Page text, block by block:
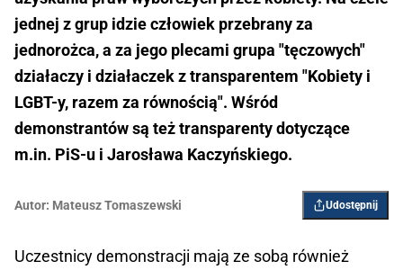
jednej z grup idzie człowiek przebrany za
jednorożca, a za jego plecami grupa "tęczowych"
działaczy i działaczek z transparentem "Kobiety i
LGBT-y, razem za równością". Wśród
demonstrantów są też transparenty dotyczące
m.in. PiS-u i Jarosława Kaczyńskiego.
Autor: Mateusz Tomaszewski Udostępnij
Uczestnicy demonstracji mają ze sobą również